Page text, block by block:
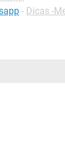
- Dicas -